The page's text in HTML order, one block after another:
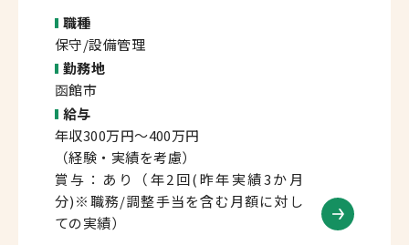
職種
保守/設備管理
勤務地
函館市
給与
年収300万円～400万円
（経験・実績を考慮）
賞与：あり（年2回(昨年実績3か月
分)※職務/調整手当を含む月額に対し
ての実績）